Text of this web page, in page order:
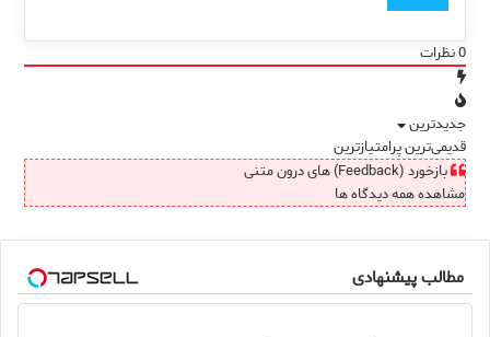
0نظرات
جدیدترین
قدیمی‌ترینپرامتیازترین
بازخورد (Feedback) های درون متنی
مشاهده همه دیدگاه ها
مطالب پیشنهادی